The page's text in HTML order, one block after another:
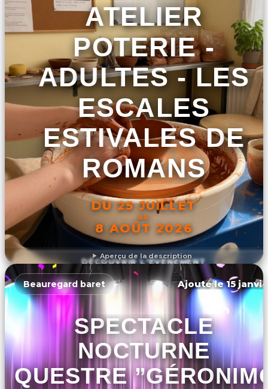
Aperçu de la description
ATELIER
POTERIE -
ADULTES - LES
ESCALES
ESTIVALES DE
ROMANS
DU 25 JUILLET
AU
8 AOÛT 2026
DÉCOUVRIR L'ÉVÉNEMENT
Beauregard baret Ajouté le 15
SPECTACLE
NOCTURNE